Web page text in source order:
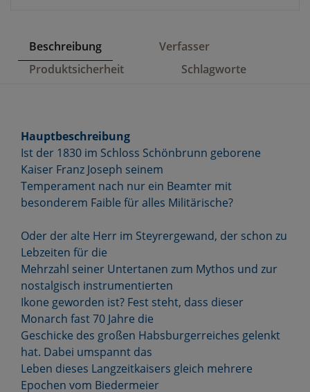
Beschreibung
Verfasser
Produktsicherheit
Schlagworte
Hauptbeschreibung
Ist der 1830 im Schloss Schönbrunn geborene
Kaiser Franz Joseph seinem
Temperament nach nur ein Beamter mit
besonderem Faible für alles Militärische?
Oder der alte Herr im Steyrergewand, der schon zu
Lebzeiten für die
Mehrzahl seiner Untertanen zum Mythos und zur
nostalgisch instrumentierten
Ikone geworden ist? Fest steht, dass dieser
Monarch fast 70 Jahre die
Geschicke des großen Habsburgerreiches gelenkt
hat. Dabei umspannt das
Leben dieses Langzeitkaisers gleich mehrere
Epochen vom Biedermeier